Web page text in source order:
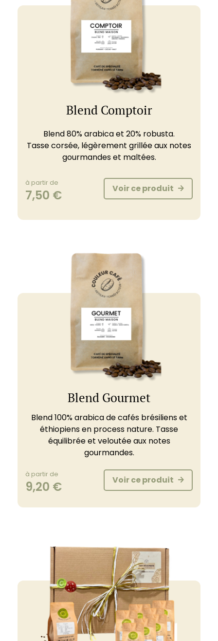
Blend Comptoir
Blend 80% arabica et 20% robusta.
Tasse corsée, légèrement grillée aux notes
gourmandeset maltées.
à partir de
7,50 € Voir ce produit
Blend Gourmet
Blend 100% arabica de cafés brésiliens et
éthiopiens en process nature. Tasse
équilibrée et veloutée aux notes
gourmandes.
à partir de
9,20 € Voir ce produit